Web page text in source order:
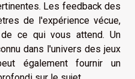
Les feedback des
de l'expérience vécue,
ce qui vous attend. Un
dans l'univers des jeux
également fournir un